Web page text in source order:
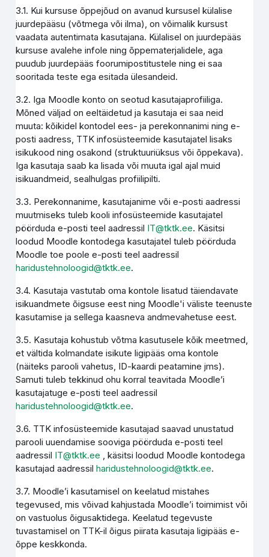
3.1. Kui kursuse õppejõud on avanud kursusel külalise
juurdepääsu (võtmega või ilma), on võimalik kursust
vaadata autentimata kasutajana. Külalisel on juurdepääs
kursuse avalehe infole ning õppematerjalidele, aga
puudub juurdepääs foorumipostitustele ning ei saa
sooritada teste ega esitada ülesandeid.
3.2. Iga Moodle konto on seotud kasutajaprofiiliga.
Mõned väljad on eeltäidetud ja kasutaja ei saa neid
muuta: kõikidel kontodel ees- ja perekonnanimi ning e-
posti aadress, TTK infosüsteemide kasutajatel lisaks
isikukood ning osakond (struktuuriüksus või õppekava).
Iga kasutaja saab ka lisada või muuta igal ajal muid
isikuandmeid, sealhulgas profiilipilti.
3.3. Perekonnanime, kasutajanime või e-posti aadressi
muutmiseks tuleb kooli infosüsteemide kasutajatel
pöörduda e-posti teel aadressil IT@tktk.ee. Käsitsi
loodud Moodle kontodega kasutajatel tuleb pöörduda
Moodle toe poole e-posti teel aadressil
haridustehnoloogid@tktk.ee.
3.4. Kasutaja vastutab oma kontole lisatud täiendavate
isikuandmete õigsuse eest ning Moodle'i väliste teenuste
kasutamise ja sellega kaasneva andmevahetuse eest.
3.5. Kasutaja kohustub võtma kasutusele kõik meetmed,
et vältida kolmandate isikute ligipääs oma kontole
(näiteks parooli vahetus, ID-kaardi peatamine jms).
Samuti tuleb tekkinud ohu korral teavitada Moodle’i
kasutajatuge e-posti teel aadressil
haridustehnoloogid@tktk.ee.
3.6. TTK infosüsteemide kasutajad saavad unustatud
parooli uuendamise sooviga pöörduda e-posti teel
aadressil IT@tktk.ee , käsitsi loodud Moodle kontodega
kasutajad aadressilharidustehnoloogid@tktk.ee.
3.7. Moodle’i kasutamisel on keelatud mistahes
tegevused, mis võivad kahjustada Moodle’i toimimist või
on vastuolus õigusaktidega. Keelatud tegevuste
tuvastamisel on TTK-il õigus piirata kasutaja ligipääs e-
õppe keskkonda.